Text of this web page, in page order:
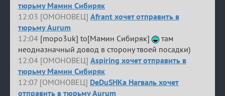
тюрьму Мамин Сибиряк
12:03 [ОМОНОВЕЦ] Afrant хочет отправить в
тюрьму Aurum
12:04 [mopo3uk] to[Мамин Сибиряк]
там
неодназначный довод в сторону твоей посадки)
12:04 [ОМОНОВЕЦ] Aspiring хочет отправить в
тюрьму Мамин Сибиряк
12:07 [ОМОНОВЕЦ] DeDuSHKa Нагваль хочет
отправить в тюрьму Aurum